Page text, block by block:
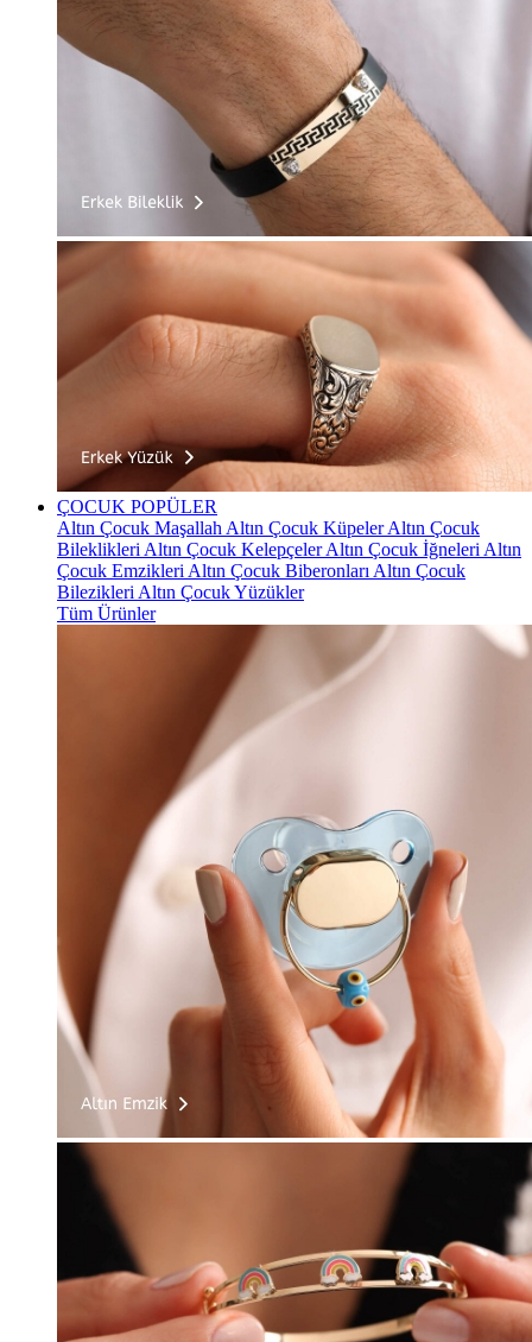
ÇOCUK POPÜLER
Altın Çocuk Maşallah Altın Çocuk KüpelerAltın Çocuk
Bileklikleri Altın Çocuk KelepçelerAltın Çocuk İğneleri Altın
Çocuk Emzikleri Altın Çocuk Biberonları Altın Çocuk
Bilezikleri Altın Çocuk Yüzükler
Tüm Ürünler